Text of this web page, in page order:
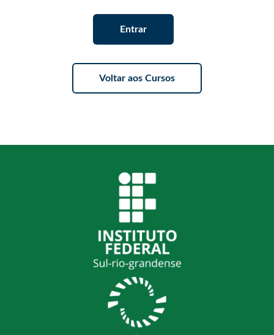
Entrar
Voltar aos Cursos